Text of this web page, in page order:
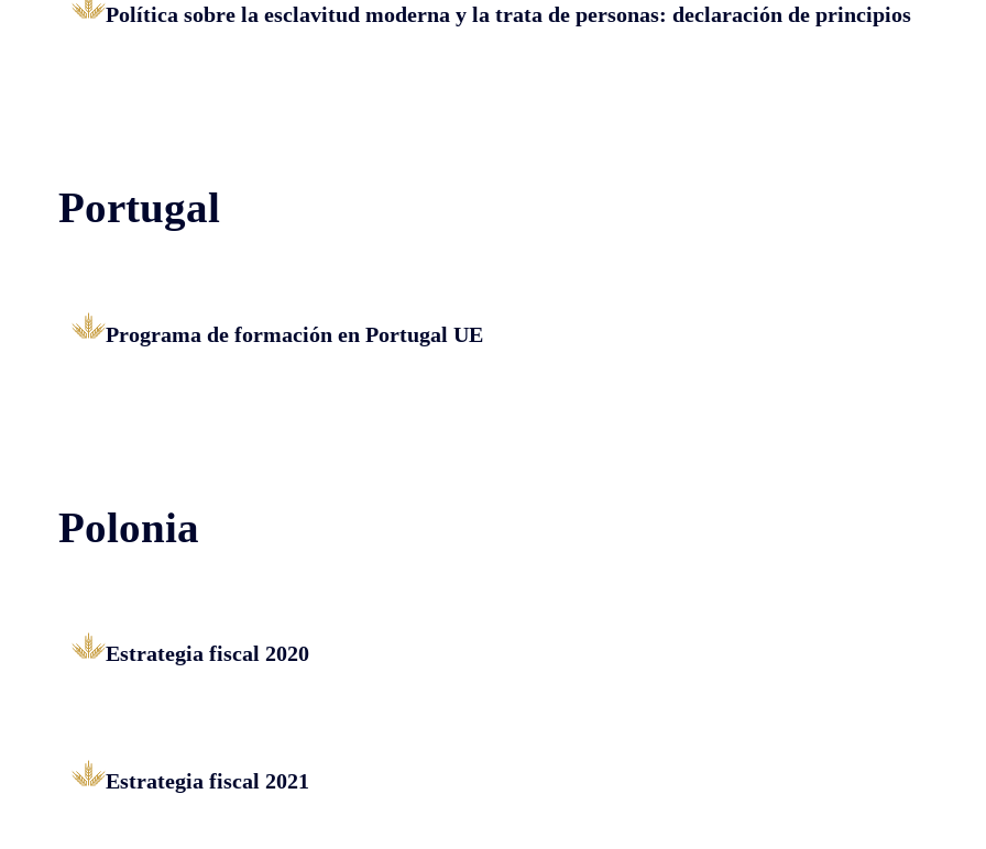
Política sobre la esclavitud moderna y la trata de personas: declaración de principios
Portugal
Programa de formación en Portugal UE
Polonia
Estrategia fiscal 2020
Estrategia fiscal 2021